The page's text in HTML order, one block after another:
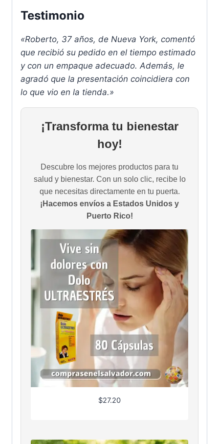
Testimonio
«Roberto, 37 años, de Nueva York, comentó
que recibió su pedido en el tiempo estimado
y con un empaque adecuado. Además, le
agradó que la presentación coincidiera con
lo que vio en la tienda.»
¡Transforma tu bienestar
hoy!
Descubre los mejores productos para tu
salud y bienestar. Con un solo clic, recibe lo
que necesitas directamente en tu puerta.
¡Hacemos envíos a Estados Unidos y
Puerto Rico!
$27.20